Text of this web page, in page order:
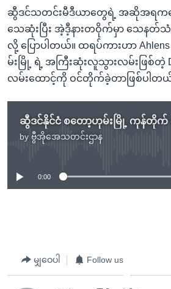
ဆွီဒင်သတင်းမီဒီယာတွေရဲ့ အဆိုအရကတ
သေဆုံးပြီး အဲ့ဒီ့နားတဝိုက်မှာ သေနတ်
လို့ ပြောပါတယ်။ ထရပ်ကားဟာ
မ်းမြို့ ရဲ့ အကြီးဆုံးလူသွားလမ်းဖြစ်တဲ့
လမ်းထောင့်ကို ဝင်တိုက်ခဲ့တာဖြစ်ပါတ
by ဗွီအိုအေသတင်းဌာန
No media source
0:00
မျှဝေပါ Follow us